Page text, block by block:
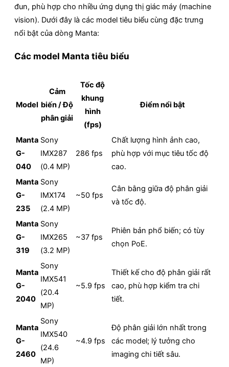
đun, phù hợp cho nhiều ứng dụng thị giác máy (machine
vision). Dưới đây là các model tiêu biểu cùng đặc trưng
nổi bật của dòng Manta:
Các model Manta tiêu biểu
Model
Cảm
biến / Độ
phân giải
Tốc độ
khung
hình
(fps)
Điểm nổi bật
Manta
G-
040
Sony
IMX287
(0.4 MP)
286 fps
Chất lượng hình ảnh cao,
phù hợp với mục tiêu tốc độ
cao.
Manta
G-
235
Sony
IMX174
(2.4 MP)
~50 fps
Cân bằng giữa độ phân giải
và tốc độ.
Manta
G-
319
Sony
IMX265
(3.2 MP)
~37 fps
Phiên bản phổ biến; có tùy
chọn PoE.
Manta
G-
2040
Sony
IMX541
(20.4
MP)
~5.9 fps
Thiết kế cho độ phân giải rất
cao, phù hợp kiểm tra chi
tiết.
Manta
G-
2460
Sony
IMX540
(24.6
MP)
~4.9 fps
Độ phân giải lớn nhất trong
các model; lý tưởng cho
imaging chi tiết sâu.